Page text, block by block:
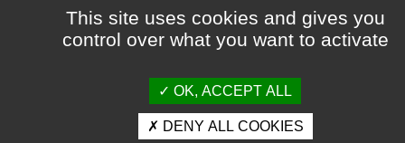
This site uses cookies and gives you
control over what you want to activate
OK, ACCEPT ALL
DENY ALL COOKIES